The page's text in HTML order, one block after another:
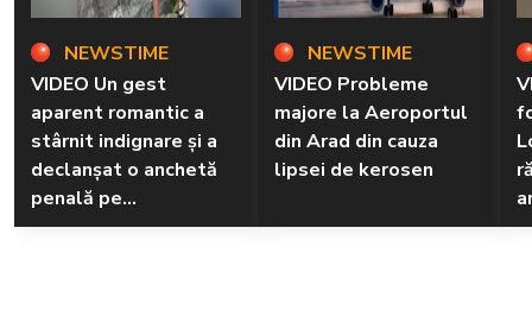
NEWSTIME
VIDEO Un gest
aparent romantic a
stârnit indignare și a
declanșat o anchetă
penală pe
Transfăgărășan
NEWSTIME
VIDEO Probleme
majore la Aeroportul
din Arad din cauza
lipsei de kerosen